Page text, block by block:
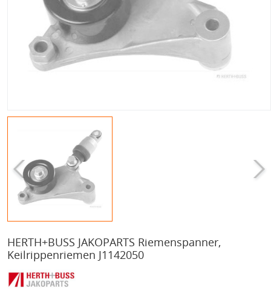
HERTH+BUSS JAKOPARTS Riemenspanner,
Keilrippenriemen J1142050